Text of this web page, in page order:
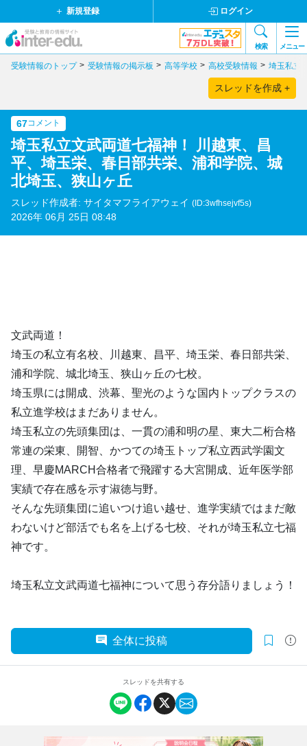
新規登録 ログイン
検索 メニュー
受験情報のトップ 受験情報の掲示板 高等学校 高校受験情報 埼玉私立
スレッドを作成 +
67コメント
埼玉私立文武両道七福神！ 川越東、昌
平、埼玉栄、春日部共栄、浦和学院、城
北埼玉、狭山ヶ丘
スレッド作成者: サイタマフライアウェイ (ID:3wfhsejvf5s)
2026年 06月 25日 08:48
文武両道！
埼玉の私立有名校、川越東、昌平、埼玉栄、春日部共栄、
浦和学院、城北埼玉、狭山ヶ丘の七校。
埼玉県には開成、渋幕、聖光のような国内トップクラスの
私立進学校はまだありません。
埼玉私立の先頭集団は、一貫の浦和明の星、東大二桁合格
常連の栄東、開智、かつての埼玉トップ私立西武学園文
理、早慶MARCH合格者で飛躍する大宮開成、近年医学部
実績で存在感を示す淑徳与野。
そんな先頭集団に追いつけ追い越せ、進学実績ではまだ敵
わないけど部活でも名を上げる七校、それが埼玉私立七福
神です。
埼玉私立文武両道七福神について思う存分語りましょう！
全体に投稿
スレッドを共有する